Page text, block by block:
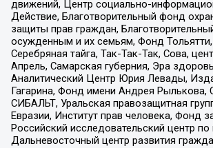
движений, Центр социально-
Действие, Благотворительный фонд
защиты прав граждан,
осужденным и их семьям, Фонд
Серебряная тайга, Так-Так-Так, Сова,
Апрель, Самарская губерния, Эра
Аналитический Центр Юрия Левады,
Гагарина, Фонд имени Андрея Рылькова,
СИБАЛЬТ, Уральская правозащитная
Евразии, Институт прав человека, Фонд
Российский исследовательский центр
Дальневосточный центр развития